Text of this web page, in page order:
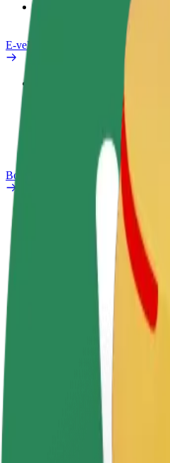
Bolt Food uzņēmumiem
E-velosipēdi
Bolt Plus
Gūsti ieņēmumus, kā
Kļūsti
Kā nokļūt no: Maxima X
Tev no: Maxima X Strādnieku